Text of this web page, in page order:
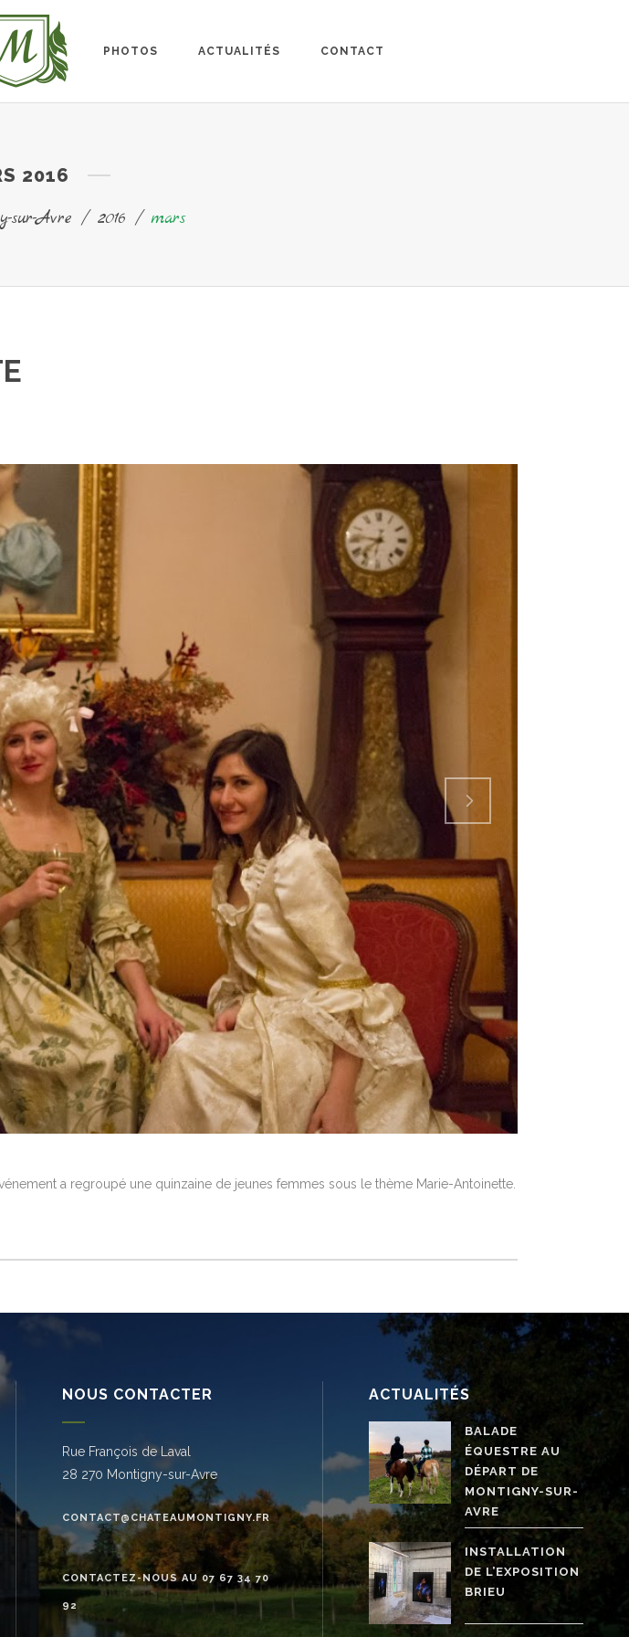
PHOTOS ACTUALITÉS CONTACT
2016
sur-Avre / 2016 /mars
a regroupé une quinzaine de jeunes femmes sous le thème Marie-Antoinette.
NOUS CONTACTER
Rue François de Laval
28 270 Montigny-sur-Avre
CONTACT@CHATEAUMONTIGNY.FR
CONTACTEZ-NOUS AU 07 67 34 70
92
ACTUALITÉS
BALADE
ÉQUESTRE AU
DÉPART DE
MONTIGNY-SUR-
AVRE
INSTALLATION
DE L’EXPOSITION
BRIEU